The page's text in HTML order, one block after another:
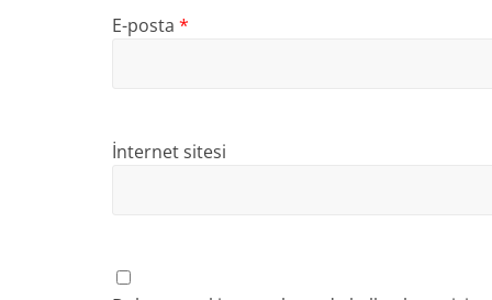
E-posta *
İnternet sitesi